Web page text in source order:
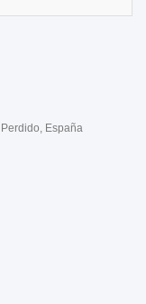
España